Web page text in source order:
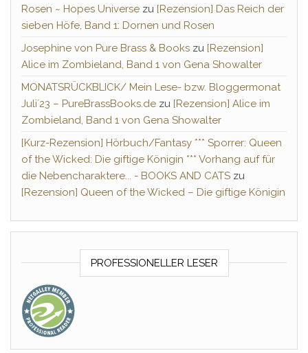
Rosen ~ Hopes Universe zu [Rezension] Das Reich der
sieben Höfe, Band 1: Dornen und Rosen
Josephine von Pure Brass & Books zu [Rezension]
Alice im Zombieland, Band 1 von Gena Showalter
MONATSRÜCKBLICK/ Mein Lese- bzw. Bloggermonat
Juli´23 – PureBrassBooks.de zu [Rezension] Alice im
Zombieland, Band 1 von Gena Showalter
[Kurz-Rezension] Hörbuch/Fantasy *** Sporrer: Queen
of the Wicked: Die giftige Königin *** Vorhang auf für
die Nebencharaktere... - BOOKS AND CATS zu
[Rezension] Queen of the Wicked – Die giftige Königin
PROFESSIONELLER LESER